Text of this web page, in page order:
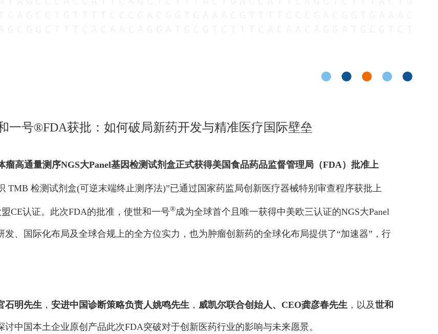
一号®FDA获批：如何破局新药开发与精准医疗国际壁垒
瘤高通量测序NGS大Panel基因检测试剂盒正式获得美国食品药品监督管理局（FDA）批准上
TMB 检测试剂盒(可逆末端终止测序法)”已通过国家药监局创新医疗器械特别审查程序获批上
CE认证。此次FDA的批准，使世和一号®成为全球首个且唯一获得中美欧三认证的NGS大Panel
、国际化布局及全球合规上的全方位实力，也为肿瘤创新药的全球化布局提供了“加速器”，行
石明先生 ， 安进中国诊断策略负责人姚鸣先生 ， 威凯尔联合创始人、CEO龚彦春先生 ，以及世和
讨中国本土企业原创产品此次FDA突破对于创新医药行业的影响与未来愿景。